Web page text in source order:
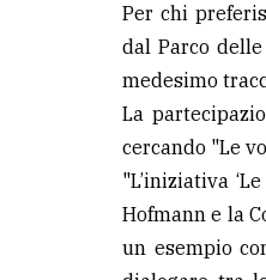
Per chi
dal Parco
medesimo
La
cercando "Le
"L’iniziativa
Hofmann e la
un esempio